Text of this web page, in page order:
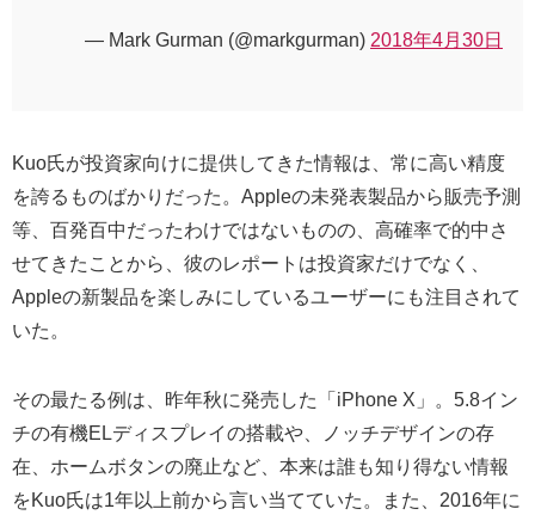
— Mark Gurman (@markgurman) 2018年4月30日
Kuo氏が投資家向けに提供してきた情報は、常に高い精度
を誇るものばかりだった。Appleの未発表製品から販売予測
等、百発百中だったわけではないものの、高確率で的中さ
せてきたことから、彼のレポートは投資家だけでなく、
Appleの新製品を楽しみにしているユーザーにも注目されて
いた。
その最たる例は、昨年秋に発売した「iPhone X」。5.8イン
チの有機ELディスプレイの搭載や、ノッチデザインの存
在、ホームボタンの廃止など、本来は誰も知り得ない情報
をKuo氏は1年以上前から言い当てていた。また、2016年に